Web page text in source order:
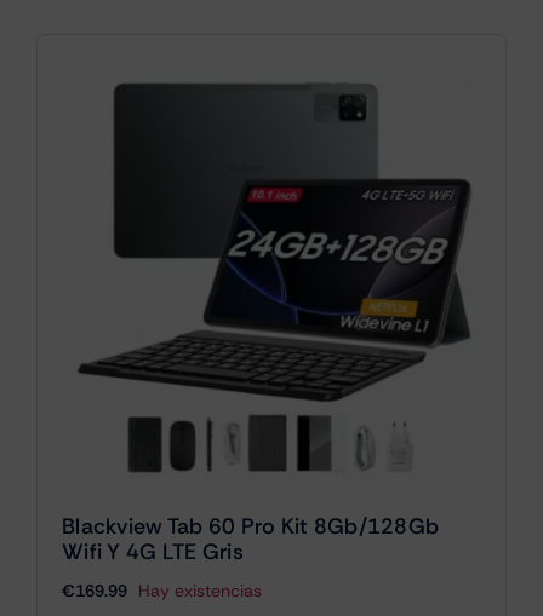
Blackview Tab 60 Pro Kit 8Gb/128Gb
Wifi Y 4G LTE Gris
€169.99 Hay existencias